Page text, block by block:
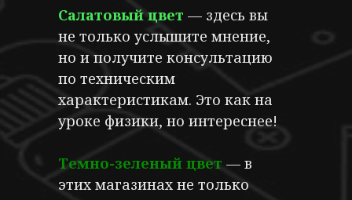
Салатовый цвет — здесь вы
не только услышите мнение,
но и получите консультацию
по техническим
характеристикам. Это как на
уроке физики, но интереснее!
Темно-зеленый цвет — в
этих магазинах не только